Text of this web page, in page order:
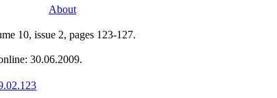
About
10, issue 2, pages 123-127.
30.06.2009.